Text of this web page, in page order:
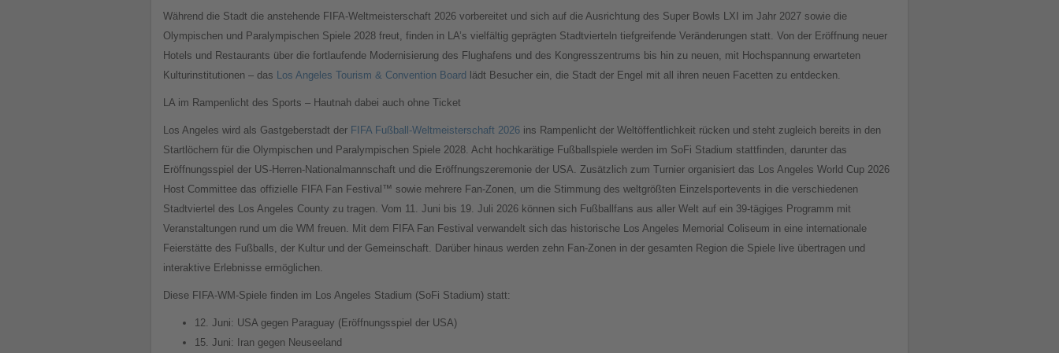
Während die Stadt die anstehende FIFA-Weltmeisterschaft 2026 vorbereitet und sich auf die Ausrichtung des Super Bowls LXI im Jahr 2027 sowie die
Olympischen und Paralympischen Spiele 2028 freut, finden in LA’s vielfältig geprägten Stadtvierteln tiefgreifende Veränderungen statt. Von der Eröffnung neuer
Hotels und Restaurants über die fortlaufende Modernisierung des Flughafens und des Kongresszentrums bis hin zu neuen, mit Hochspannung erwarteten
Kulturinstitutionen – das Los Angeles Tourism & Convention Board lädt Besucher ein, die Stadt der Engel mit all ihren neuen Facetten zu entdecken.
LA im Rampenlicht des Sports – Hautnah dabei auch ohne Ticket
Los Angeles wird als Gastgeberstadt der FIFA Fußball-Weltmeisterschaft 2026 ins Rampenlicht der Weltöffentlichkeit rücken und steht zugleich bereits in den
Startlöchern für die Olympischen und Paralympischen Spiele 2028. Acht hochkarätige Fußballspiele werden im SoFi Stadium stattfinden, darunter das
Eröffnungsspiel der US-Herren-Nationalmannschaft und die Eröffnungszeremonie der USA. Zusätzlich zum Turnier organisiert das Los Angeles World Cup 2026
Host Committee das offizielle FIFA Fan Festival™ sowie mehrere Fan-Zonen, um die Stimmung des weltgrößten Einzelsportevents in die verschiedenen
Stadtviertel des Los Angeles County zu tragen. Vom 11. Juni bis 19. Juli 2026 können sich Fußballfans aus aller Welt auf ein 39-tägiges Programm mit
Veranstaltungen rund um die WM freuen. Mit dem FIFA Fan Festival verwandelt sich das historische Los Angeles Memorial Coliseum in eine internationale
Feierstätte des Fußballs, der Kultur und der Gemeinschaft. Darüber hinaus werden zehn Fan-Zonen in der gesamten Region die Spiele live übertragen und
interaktive Erlebnisse ermöglichen.
Diese FIFA-WM-Spiele finden im Los Angeles Stadium (SoFi Stadium) statt:
12. Juni: USA gegen Paraguay (Eröffnungsspiel der USA)
15. Juni: Iran gegen Neuseeland